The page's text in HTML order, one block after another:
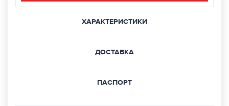
ХАРАКТЕРИСТИКИ
ДОСТАВКА
ПАСПОРТ